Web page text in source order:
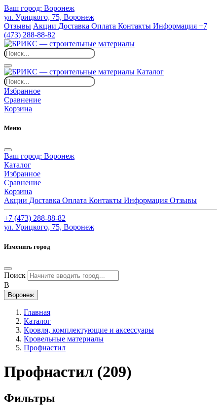
Ваш город: Воронеж
ул. Урицкого, 75, Воронеж
Отзывы Акции Доставка Оплата Контакты Информация +7
(473) 288-88-82
Каталог
Избранное
Сравнение
Корзина
Меню
Ваш город: Воронеж
Каталог
Избранное
Сравнение
Корзина
Акции Доставка Оплата Контакты Информация Отзывы
+7 (473) 288-88-82
ул. Урицкого, 75, Воронеж
Изменить город
Поиск
В
Воронеж
Главная
Каталог
Кровля, комплектующие и аксессуары
Кровельные материалы
Профнастил
Профнастил (209)
Фильтры